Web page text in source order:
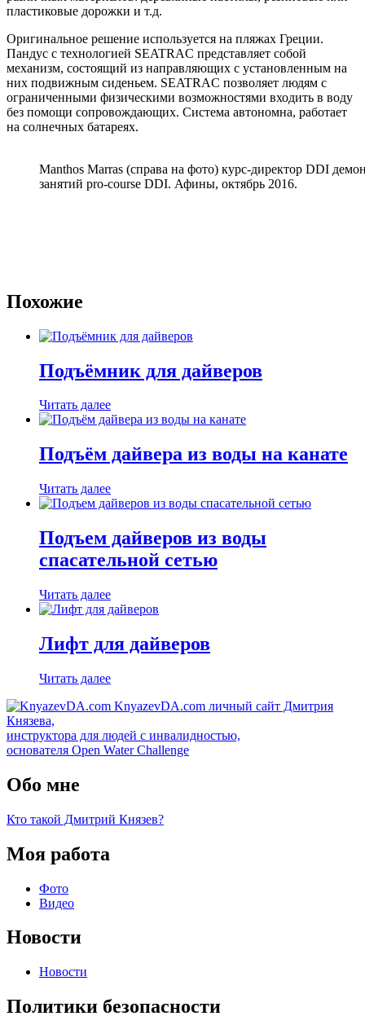
пластиковые дорожки и т.д.
Оригинальное решение используется на пляжах Греции.
Пандус с технологией SEATRAC представляет собой
механизм, состоящий из направляющих с установленным на
них подвижным сиденьем. SEATRAC позволяет людям с
ограниченными физическими возможностями входить в воду
без помощи сопровождающих. Система автономна, работает
на солнечных батареях.
Manthos Marras (справа на фото) курс-директор DDI
занятий pro-course DDI. Афины, октябрь 2016.
Похожие
Подъёмник для дайверов
Читать далее
Подъём дайвера из воды на канате
Читать далее
Подъем дайверов из воды
спасательной сетью
Читать далее
Лифт для дайверов
Читать далее
KnyazevDA.com личный сайт Дмитрия
Князева,
инструктора для людей с инвалидностью,
основателя Open Water Challenge
Обо мне
Кто такой Дмитрий Князев?
Моя работа
Фото
Видео
Новости
Новости
Политики безопасности